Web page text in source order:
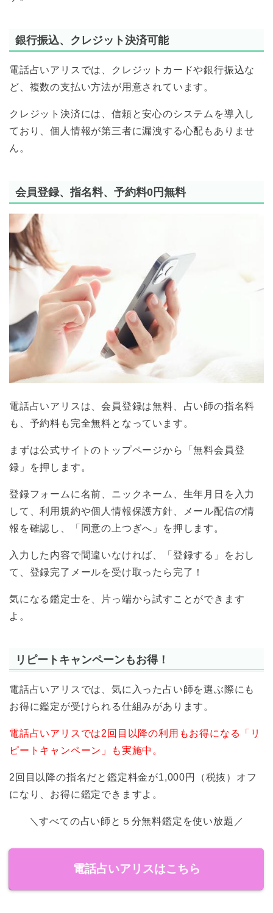
銀行振込、クレジット決済可能
電話占いアリスでは、クレジットカードや銀行振込な
ど、複数の支払い方法が用意されています。
クレジット決済には、信頼と安心のシステムを導入し
ており、個人情報が第三者に漏洩する心配もありませ
ん。
会員登録、指名料、予約料0円無料
電話占いアリスは、会員登録は無料、占い師の指名料
も、予約料も完全無料となっています。
まずは公式サイトのトップページから「無料会員登
録」を押します。
登録フォームに名前、ニックネーム、生年月日を入力
して、利用規約や個人情報保護方針、メール配信の情
報を確認し、「同意の上つぎへ」を押します。
入力した内容で間違いなければ、「登録する」をおし
て、登録完了メールを受け取ったら完了！
気になる鑑定士を、片っ端から試すことができます
よ。
リピートキャンペーンもお得！
電話占いアリスでは、気に入った占い師を選ぶ際にも
お得に鑑定が受けられる仕組みがあります。
電話占いアリスでは2回目以降の利用もお得になる「リ
ピートキャンペーン」も実施中。
2回目以降の指名だと鑑定料金が1,000円（税抜）オフ
になり、お得に鑑定できますよ。
＼すべての占い師と５分無料鑑定を使い放題／
電話占いアリスはこちら